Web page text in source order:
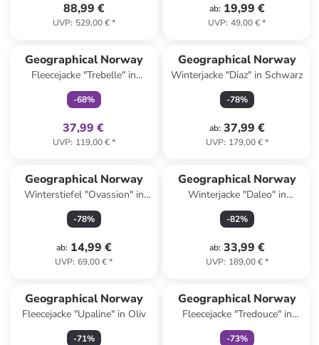
88,99 €
UVP: 529,00 €*
ab: 19,99 €
UVP: 49,00 €*
Geographical Norway
Fleecejacke "Trebelle" in
Schwarz
-68%
37,99 €
UVP: 119,00 €*
Geographical Norway
Winterjacke "Diaz" in Schwarz
-78%
ab: 37,99 €
UVP: 179,00 €*
Geographical Norway
Winterstiefel "Ovassion" in
Hellbraun
-78%
ab: 14,99 €
UVP: 69,00 €*
Geographical Norway
Winterjacke "Daleo" in
Bordeaux
-82%
ab: 33,99 €
UVP: 189,00 €*
Geographical Norway
Fleecejacke "Upaline" in Oliv
-71%
Geographical Norway
Fleecejacke "Tredouce" in
Creme
-73%